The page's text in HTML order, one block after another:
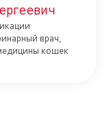
врач,
кошек